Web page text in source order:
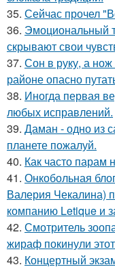
35. Сейчас прочел
36. Эмоциональный
скрывают свои
37. Сон в руку, а
районе опасно
38. Иногда первая
любых исправлений.
39. Даман - одно из
планете пожалуй.
40. Как часто парам
41. Онкобольная
Валерия Чекалина)
компанию Letique и
42. Смотритель
жираф покинули
43. Концертный